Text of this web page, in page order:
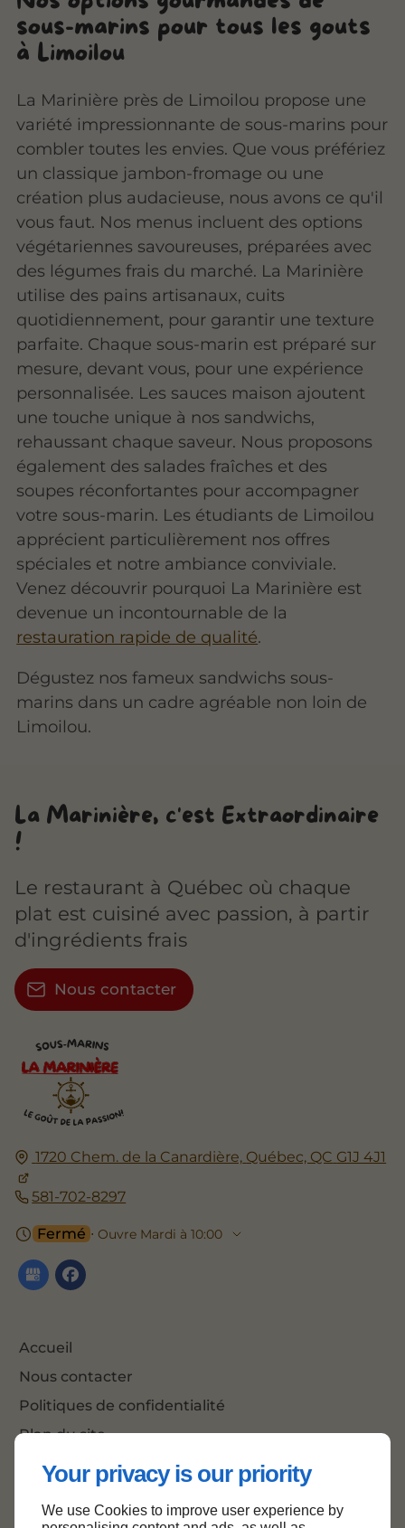
Your privacy is our priority
We use Cookies to improve user experience by
sous-marins pour tous les goûts
à Limoilou
La Marinière près de Limoilou propose une
variété impressionnante de sous-marins pour
combler toutes les envies. Que vous préfériez
un classique jambon-fromage ou une
création plus audacieuse, nous avons ce qu'il
vous faut. Nos menus incluent des options
végétariennes savoureuses, préparées avec
des légumes frais du marché. La Marinière
utilise des pains artisanaux, cuits
quotidiennement, pour garantir une texture
parfaite. Chaque sous-marin est préparé sur
mesure, devant vous, pour une expérience
personnalisée. Les sauces maison ajoutent
une touche unique à nos sandwichs,
rehaussant chaque saveur. Nous proposons
également des salades fraîches et des
soupes réconfortantes pour accompagner
votre sous-marin. Les étudiants de Limoilou
apprécient particulièrement nos offres
spéciales et notre ambiance conviviale.
Venez découvrir pourquoi La Marinière est
devenue un incontournable de la
restauration rapide de qualité.
Dégustez nos fameux sandwichs sous-
marins dans un cadre agréable non loin de
Limoilou.
1720 Chem. de la Canardière, Québec, QC G1J 4J1
581-702-8297
Fermé ⋅ Ouvre Mardi à 10:00
Accueil
Nous contacter
Politiques de confidentialité
Plan du site
La Marinière, c'est Extraordinaire
!
Le restaurant à Québec où chaque
plat est cuisiné avec passion, à partir
d'ingrédients frais
Nous contacter
Haut de page